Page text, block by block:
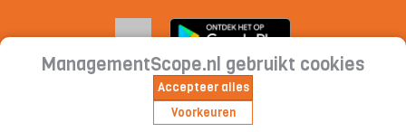
Cookieverklaring | Privacyverklaring |
Abonnementsvoorwaarden
ManagementScope.nl gebruikt cookies
Accepteer alles
Voorkeuren